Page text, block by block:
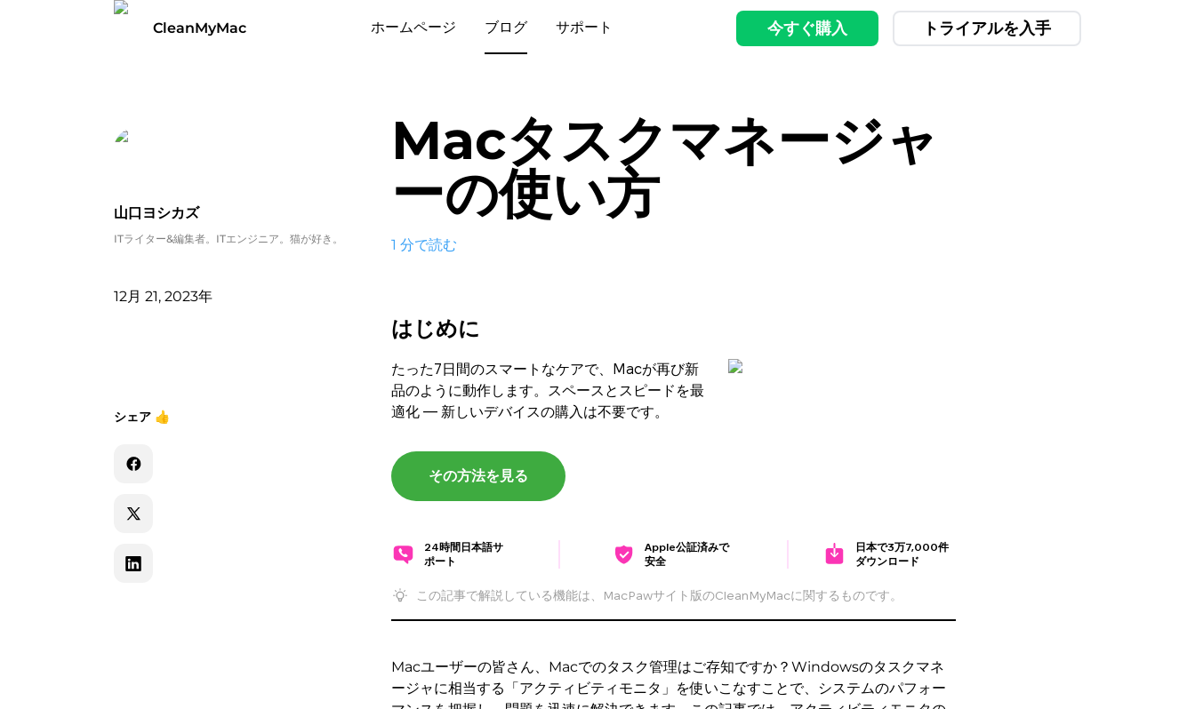
CleanMyMac ホームページ ブログ サポート 今すぐ購入 トライアルを入手
山口ヨシカズ
ITライター&編集者。ITエンジニア。猫が好き。
12月 21, 2023年
シェア 👍
Macタスクマネージャ
ーの使い方
1 分で読む
はじめに
たった7日間のスマートなケアで、Macが再び新
品のように動作します。スペースとスピードを最
適化 — 新しいデバイスの購入は不要です。
その方法を見る
24時間日本語サ
ポート
Apple公証済みで
安全
日本で3万7,000件
ダウンロード
この記事で解説している機能は、MacPawサイト版のCleanMyMacに関するものです。
Macユーザーの皆さん、Macでのタスク管理はご存知ですか？Windowsのタスクマネ
ージャに相当する「アクティビティモニタ」を使いこなすことで、システムのパフォー